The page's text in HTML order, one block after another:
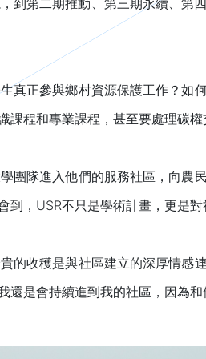
正參與鄉村資源保護工作？如
課程和專業課程，甚至要處理碳
隊進入他們的服務社區，向農
，USR不只是學術計畫，更是
收穫是與社區建立的深厚情感
是會持續進到我的社區，因為